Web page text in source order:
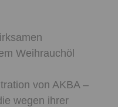
Weihrauchöl
von AKBA –
wegen ihrer